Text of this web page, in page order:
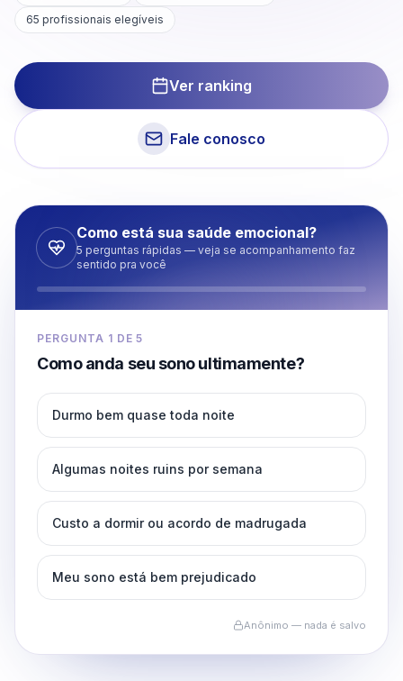
65 profissionais elegíveis
Ver ranking
Fale conosco
Como está sua saúde emocional?
5 perguntas rápidas — veja se acompanhamento faz
sentido pra você
PERGUNTA 1 DE5
Como anda seu sono ultimamente?
Durmo bem quase toda noite
Algumas noites ruins por semana
Custo a dormir ou acordo de madrugada
Meu sono está bem prejudicado
Anônimo — nada é salvo